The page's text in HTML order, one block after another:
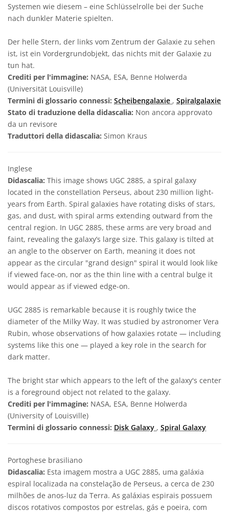
Systemen wie diesem – eine Schlüsselrolle bei der Suche
nach dunkler Materie spielten.
Der helle Stern, der links vom Zentrum der Galaxie zu sehen
ist, ist ein Vordergrundobjekt, das nichts mit der Galaxie zu
tun hat.
Crediti per l'immagine: NASA, ESA, Benne Holwerda
(Universität Louisville)
Termini di glossario connessi: Scheibengalaxie , Spiralgalaxie
Stato di traduzione della didascalia: Non ancora approvato
da un revisore
Traduttori della didascalia: Simon Kraus
Inglese
Didascalia: This image shows UGC 2885, a spiral galaxy
located in the constellation Perseus, about 230 million light-
years from Earth. Spiral galaxies have rotating disks of stars,
gas, and dust, with spiral arms extending outward from the
central region. In UGC 2885, these arms are very broad and
faint, revealing the galaxy’s large size. This galaxy is tilted at
an angle to the observer on Earth, meaning it does not
appear as the circular "grand design" spiral it would look like
if viewed face-on, nor as the thin line with a central bulge it
would appear as if viewed edge-on.
UGC 2885 is remarkable because it is roughly twice the
diameter of the Milky Way. It was studied by astronomer Vera
Rubin, whose observations of how galaxies rotate — including
systems like this one — played a key role in the search for
dark matter.
The bright star which appears to the left of the galaxy's center
is a foreground object not related to the galaxy.
Crediti per l'immagine: NASA, ESA, Benne Holwerda
(University of Louisville)
Termini di glossario connessi: Disk Galaxy , Spiral Galaxy
Portoghese brasiliano
Didascalia: Esta imagem mostra a UGC 2885, uma galáxia
espiral localizada na constelação de Perseus, a cerca de 230
milhões de anos-luz da Terra. As galáxias espirais possuem
discos rotativos compostos por estrelas, gás e poeira, com